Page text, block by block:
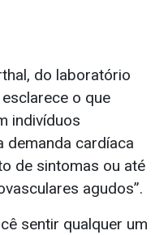
do laboratório
o que
indivíduos
demanda cardíaca
de sintomas ou até
agudos”.
sentir qualquer um